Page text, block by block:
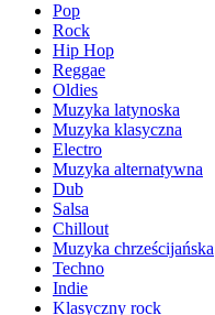
Pop
Rock
Hip Hop
Reggae
Oldies
Muzyka latynoska
Muzyka klasyczna
Electro
Muzyka alternatywna
Dub
Salsa
Chillout
Muzyka chrześcijańska
Techno
Indie
Klasyczny rock